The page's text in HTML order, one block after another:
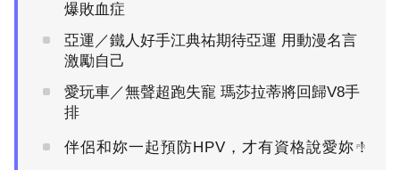
爆敗血症
亞運／鐵人好手江典祐期待亞運 用動漫名言
激勵自己
愛玩車／無聲超跑失寵 瑪莎拉蒂將回歸V8手
排
伴侶和妳一起預防HPV，才有資格說愛妳！
PR